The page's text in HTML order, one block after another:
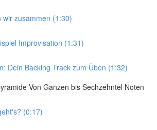
wir zusammen (1:30)
Improvisation (1:31)
Dein Backing Track zum Üben (1:32)
Von Ganzen bis Sechzehntel Noten
(0:17)